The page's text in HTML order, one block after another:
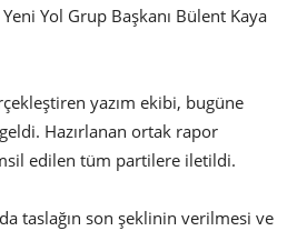
Yeni Yol Grup Başkanı Bülent Kaya
yazım ekibi, bugüne
Hazırlanan ortak rapor
edilen tüm partilere iletildi.
taslağın son şeklinin verilmesi ve